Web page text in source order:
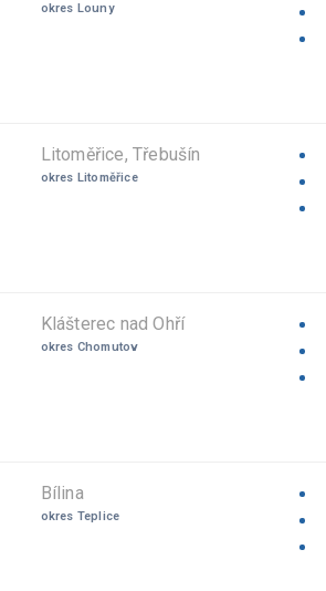
okres Louny
Litoměřice, Třebušín
okres Litoměřice
Klášterec nad Ohří
okres Chomutov
Bílina
okres Teplice